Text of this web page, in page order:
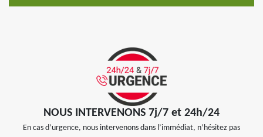
NOUS INTERVENONS 7j/7 et 24h/24
En cas d’urgence, nous intervenons dans l’immédiat, n’hésitez pas